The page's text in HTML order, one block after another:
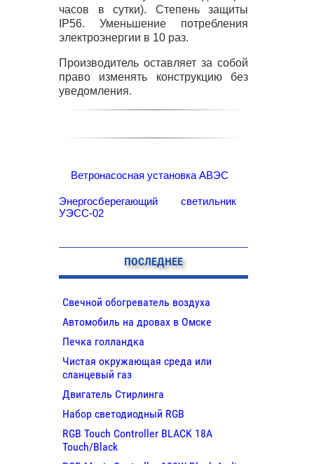
часов в сутки). Степень защиты
IP56. Уменьшение потребления
электроэнергии в 10 раз.
Производитель оставляет за собой
право изменять конструкцию без
уведомления.
Ветронасосная установка АВЭС
Энергосберегающий светильник
УЭСС-02
ПОСЛЕДНЕЕ
Свечной обогреватель воздуха
Автомобиль на дровах в Омске
Печка голландка
Чистая окружающая среда или
сланцевый газ
Двигатель Стирлинга
Набор светодиодный RGB
RGB Touch Controller BLACK 18A
Touch/Black